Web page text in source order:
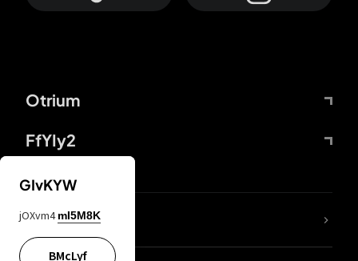
Otrium
FfYIy2
DDcvSo
GIvKYW
jOXvm4 mI5M8K
BMcLyf